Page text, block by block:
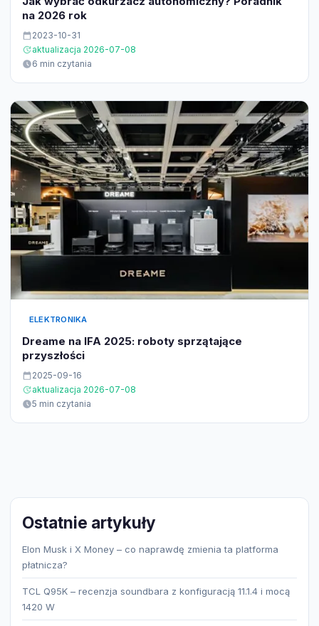
na 2026 rok
2023-10-31
aktualizacja 2026-07-08
6 min czytania
ELEKTRONIKA
Dreame na IFA 2025: roboty sprzątające
przyszłości
2025-09-16
aktualizacja 2026-07-08
5 min czytania
Ostatnie artykuły
Elon Musk i X Money – co naprawdę zmienia ta platforma
płatnicza?
TCL Q95K – recenzja soundbara z konfiguracją 11.1.4 i mocą
1420 W